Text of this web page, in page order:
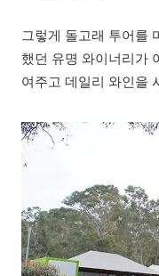
그렇게 돌고래 투어를
했던 유명 와이너리가
여주고 데일리 와인을